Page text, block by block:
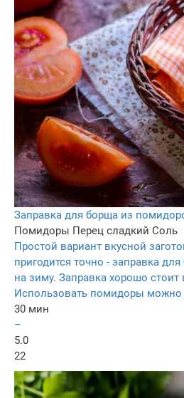
Заправка для борща из
Помидоры Перец сладкий Соль
Простой вариант вкусной
пригодится точно - заправка
на зиму. Заправка хорошо
Использовать помидоры можно
30 мин
–
5.0
22